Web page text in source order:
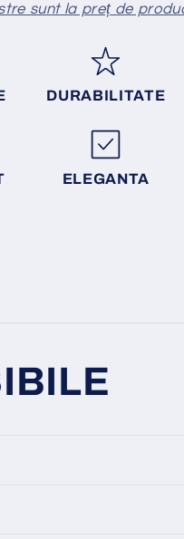
sunt la preț de
DURABILITATE
ELEGANTA